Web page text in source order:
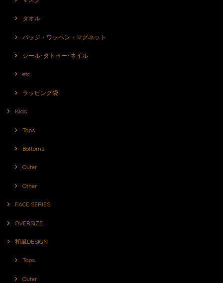
タオル
バッジ・ワッペン・マグネット
シール･タトゥー･ネイル
etc.
ラッピング袋
Kids
Tops
Bottoms
Outer
Other
FACE SERIES
OVERSIZE
和風DESIGN
Tops
Outer